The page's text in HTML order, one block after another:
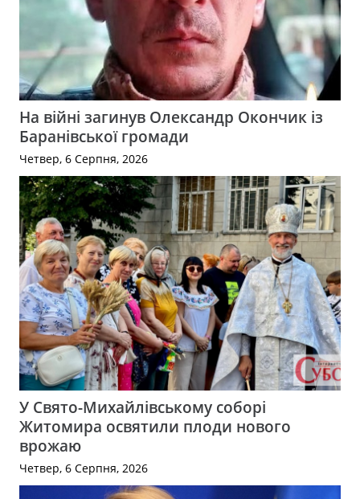
На війні загинув Олександр Окончик із
Баранівської громади
Четвер, 6 Серпня, 2026
У Свято-Михайлівському соборі
Житомира освятили плоди нового
врожаю
Четвер, 6 Серпня, 2026